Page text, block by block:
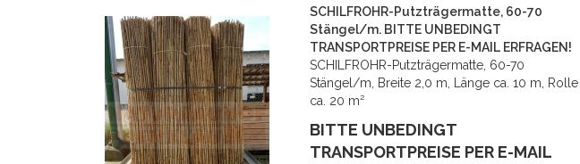
SCHILFROHR-Putzträgermatte, 60-70
Stängel/m. BITTE UNBEDINGT
TRANSPORTPREISE PER E-MAIL ERFRAGEN!
SCHILFROHR-Putzträgermatte, 60-70
Stängel/m, Breite 2,0 m, Länge ca. 10 m, Rolle
ca. 20 m²
BITTE UNBEDINGT
TRANSPORTPREISE PER E-MAIL